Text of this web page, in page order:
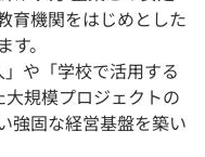
育機関をはじめとした
。
や「学校で活用する
規模プロジェクトの
強固な経営基盤を築い